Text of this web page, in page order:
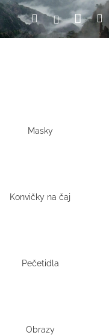
HledatPřihlášení
Masky
Konvičky na čaj
Pečetidla
Obrazy